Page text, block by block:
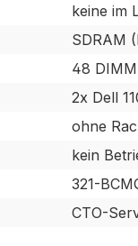
keine im
SDRAM
48
2x Dell
ohne
kein
321-
CTO-